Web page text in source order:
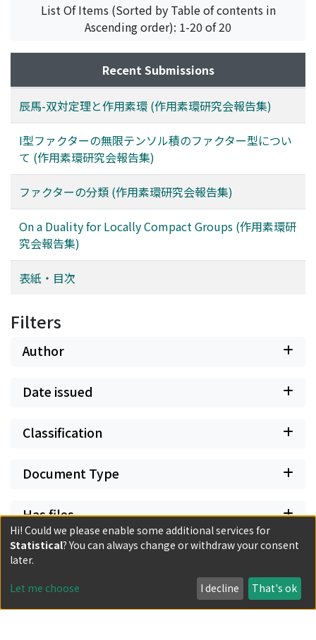
List Of Items (Sorted by Table of contents in
Ascending order): 1-20 of 20
Recent Submissions
辰馬-双対定理と作用素環 (作用素環研究会報告集)
I型ファクターの無限テンソル積のファクター型につい
て (作用素環研究会報告集)
ファクターの分類 (作用素環研究会報告集)
On a Duality for Locally Compact Groups (作用素環研
究会報告集)
表紙・目次
Filters
Author
Date issued
Classification
Document Type
Has files
Powered by DSpace and JAIRO Crawler-List
All items in KURENAI are protected by original copyright,
Hi! Could we please enable some additional services for
Statistical? You can always change or withdraw your consent
later.
Let me choose I decline That's ok